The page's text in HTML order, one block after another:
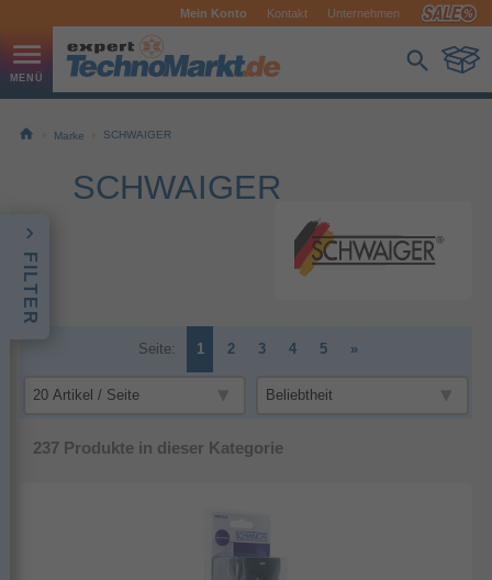
Mein Konto Kontakt Unternehmen
FILTER
Marke SCHWAIGER
SCHWAIGER
Seite: 1 2 3 4 5 »
237 Produkte in dieser Kategorie